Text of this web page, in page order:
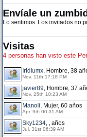
Envíale un
Lo sentimos. Los invitados no
Visitas
4 personas han visto este
Iridiumx, Hombre, 38
Nov. 11th 17:18 PM
javier89, Hombre, 37
Nov. 25th 10:23 AM
Manoli, Mujer, 60 años
Apr. 9th 00:31 AM
Sky1234, , años
Jul. 31st 06:39 AM